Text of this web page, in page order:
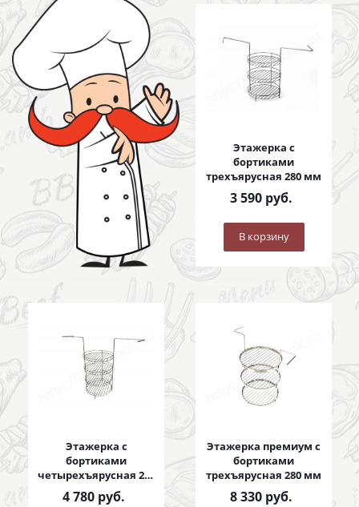
Этажерка с
бортиками
трехъярусная 280 мм
3 590руб.
В корзину
Этажерка с
бортиками
четырехъярусная 280
мм
4 780руб.
Этажерка премиум с
бортиками
трехъярусная 280 мм
8 330руб.